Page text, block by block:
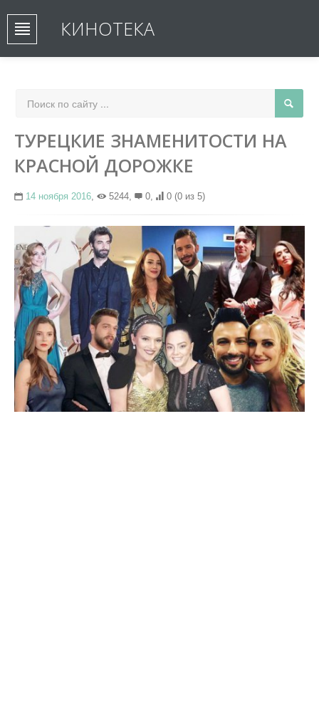
КИНОТЕКА
ТУРЕЦКИЕ ЗНАМЕНИТОСТИ НА
КРАСНОЙ ДОРОЖКЕ
14 ноября 2016, 5244, 0, 0 (0 из 5)